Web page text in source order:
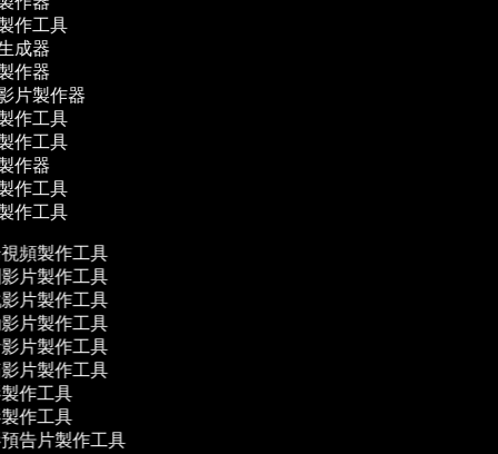
作工具
成器
作器
片製作器
作工具
作工具
作器
作工具
作工具
頻製作工具
片製作工具
片製作工具
片製作工具
片製作工具
片製作工具
作工具
作工具
告片製作工具